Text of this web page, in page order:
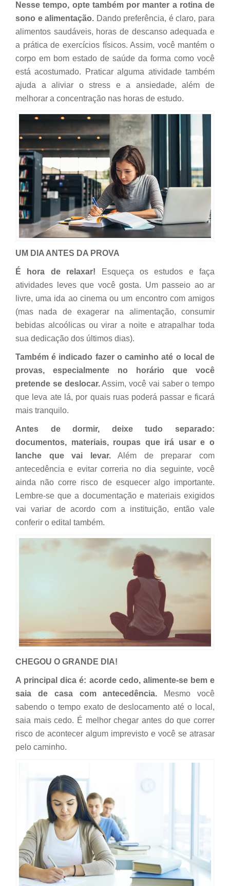
Nesse tempo, opte também por manter a rotina de
sono e alimentação. Dando preferência, é claro, para
alimentos saudáveis, horas de descanso adequada e
a prática de exercícios físicos. Assim, você mantém o
corpo em bom estado de saúde da forma como você
está acostumado. Praticar alguma atividade também
ajuda a aliviar o stress e a ansiedade, além de
melhorar a concentração nas horas de estudo.
UM DIA ANTES DA PROVA
É hora de relaxar! Esqueça os estudos e faça
atividades leves que você gosta. Um passeio ao ar
livre, uma ida ao cinema ou um encontro com amigos
(mas nada de exagerar na alimentação, consumir
bebidas alcoólicas ou virar a noite e atrapalhar toda
sua dedicação dos últimos dias).
Também é indicado fazer o caminho até o local de
provas, especialmente no horário que você
pretende se deslocar.Assim, você vai saber o tempo
que leva ate lá, por quais ruas poderá passar e ficará
mais tranquilo.
Antes de dormir, deixe tudo separado:
documentos, materiais, roupas que irá usar e o
lanche que vai levar.Além de preparar com
antecedência e evitar correria no dia seguinte, você
ainda não corre risco de esquecer algo importante.
Lembre-se que a documentação e materiais exigidos
vai variar de acordo com a instituição, então vale
conferir o edital também.
CHEGOU O GRANDE DIA!
A principal dica é: acorde cedo, alimente-se bem e
saia de casa com antecedência. Mesmo você
sabendo o tempo exato de deslocamento até o local,
saia mais cedo. É melhor chegar antes do que correr
risco de acontecer algum imprevisto e você se atrasar
pelo caminho.